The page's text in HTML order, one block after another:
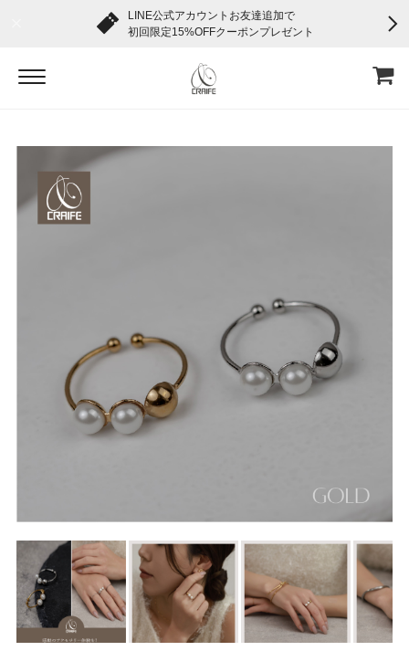
LINE公式アカウントお友達追加で
初回限定15%OFFクーポンプレゼント